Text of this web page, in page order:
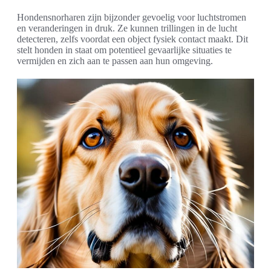
Hondensnorharen zijn bijzonder gevoelig voor luchtstromen
en veranderingen in druk. Ze kunnen trillingen in de lucht
detecteren, zelfs voordat een object fysiek contact maakt. Dit
stelt honden in staat om potentieel gevaarlijke situaties te
vermijden en zich aan te passen aan hun omgeving.